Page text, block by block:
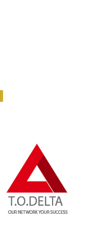
di scena di